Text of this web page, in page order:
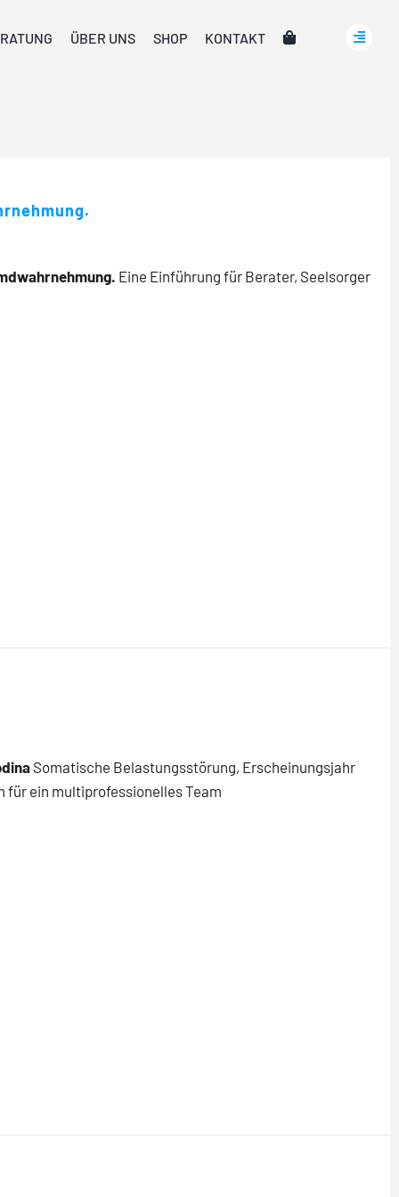
ÜBER UNS SHOP KONTAKT
Eine Einführung für Berater, Seelsorger
Somatische Belastungsstörung, Erscheinungsjahr
für ein multiprofessionelles Team